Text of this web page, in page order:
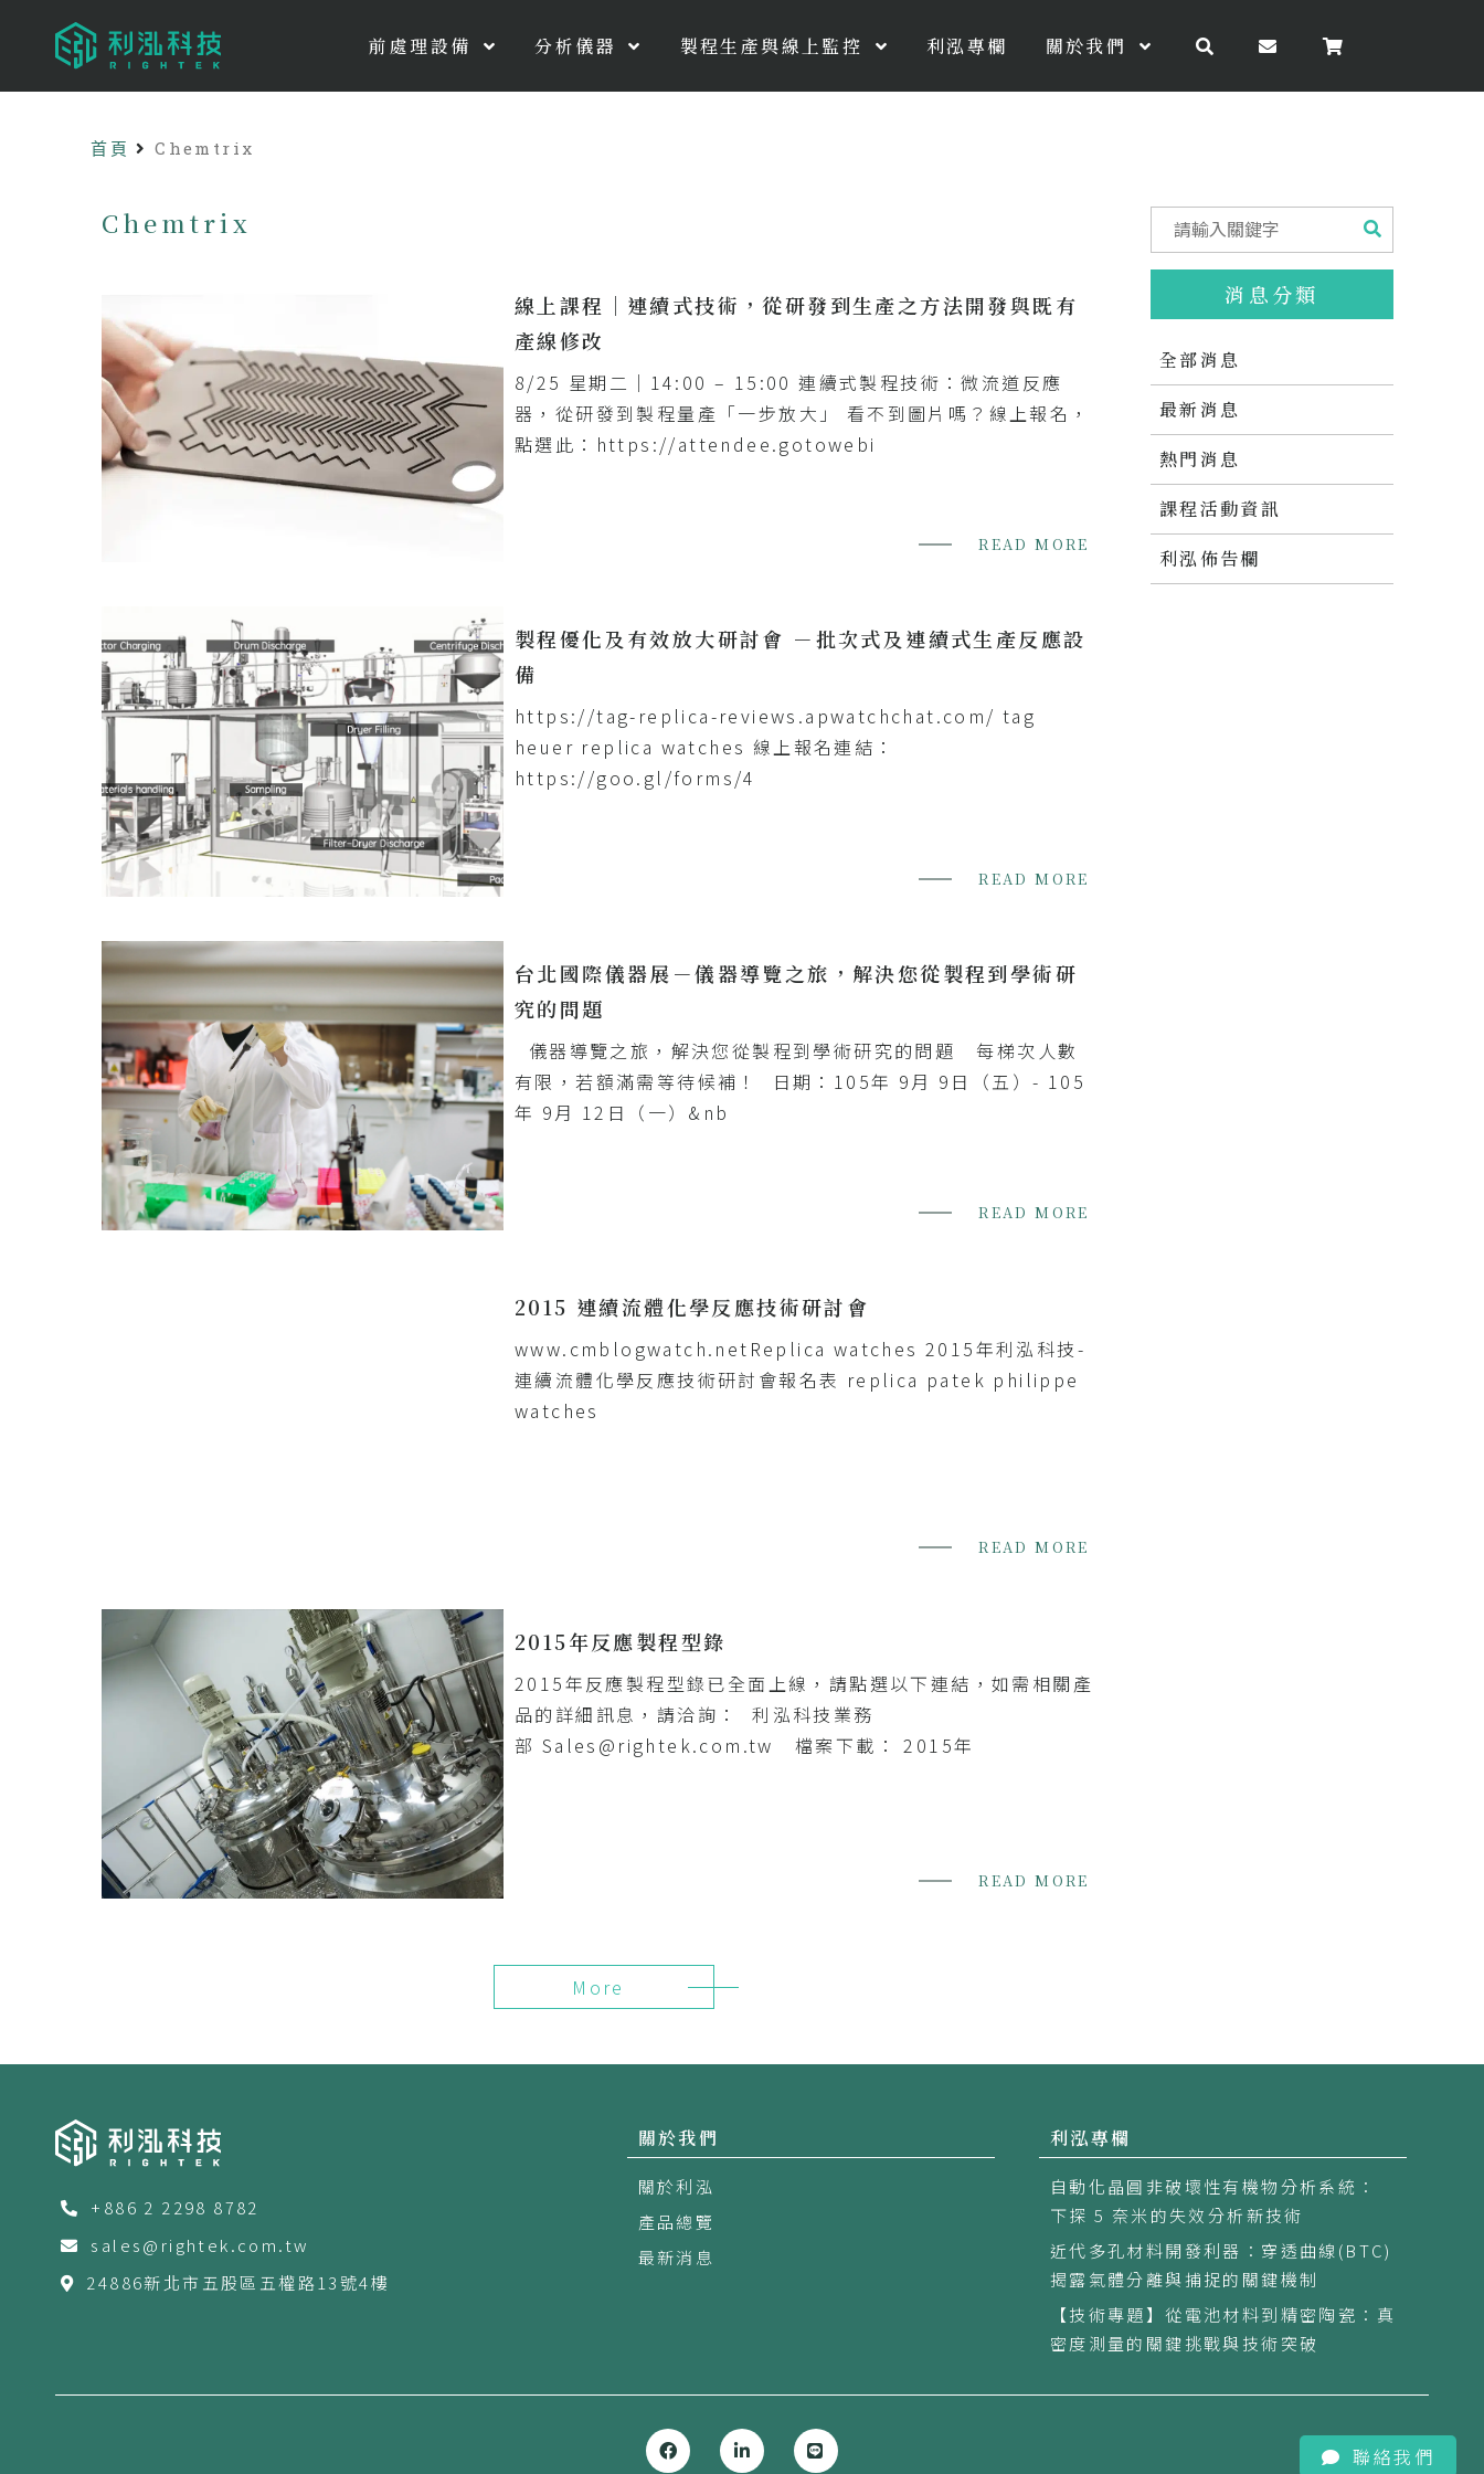
前處理設備 分析儀器 製程生產與線上監控 利泓專欄 關於我們
首頁 Chemtrix
消息分類
全部消息
最新消息
熱門消息
課程活動資訊
利泓佈告欄
Chemtrix
線上課程｜連續式技術，從研發到生產之方法開發與既有
產線修改
8/25 星期二｜14:00 – 15:00 連續式製程技術：微流道反應
器，從研發到製程量產「一步放大」 看不到圖片嗎？線上報名，
點選此：https://attendee.gotowebi
READ MORE
製程優化及有效放大研討會 －批次式及連續式生產反應設
備
https://tag-replica-reviews.apwatchchat.com/ tag
heuer replica watches 線上報名連結：
https://goo.gl/forms/4
READ MORE
台北國際儀器展－儀器導覽之旅，解決您從製程到學術研
究的問題
儀器導覽之旅，解決您從製程到學術研究的問題 每梯次人數
有限，若額滿需等待候補！ 日期：105年 9月 9日（五）- 105
年 9月 12日（一）&nb
READ MORE
2015 連續流體化學反應技術研討會
www.cmblogwatch.netReplica watches 2015年利泓科技-
連續流體化學反應技術研討會報名表 replica patek philippe
watches
READ MORE
2015年反應製程型錄
2015年反應製程型錄已全面上線，請點選以下連結，如需相關產
品的詳細訊息，請洽詢： 利泓科技業務
部 Sales@rightek.com.tw 檔案下載： 2015年
READ MORE
More
聯絡我們
關於我們
關於利泓
產品總覽
最新消息
利泓專欄
自動化晶圓非破壞性有機物分析系統：
下探 5 奈米的失效分析新技術
近代多孔材料開發利器：穿透曲線(BTC)
揭露氣體分離與捕捉的關鍵機制
【技術專題】從電池材料到精密陶瓷：真
密度測量的關鍵挑戰與技術突破
+886 2 2298 8782
sales@rightek.com.tw
24886新北市五股區五權路13號4樓